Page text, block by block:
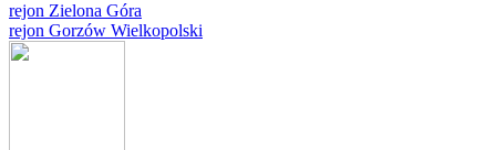
rejon Zielona Góra
rejon Gorzów Wielkopolski